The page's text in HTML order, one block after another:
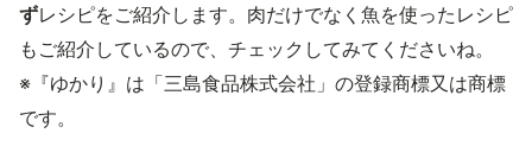
ずレシピをご紹介します。肉だけでなく魚を使ったレシピ
もご紹介しているので、チェックしてみてくださいね。
※『ゆかり』は「三島食品株式会社」の登録商標又は商標
です。